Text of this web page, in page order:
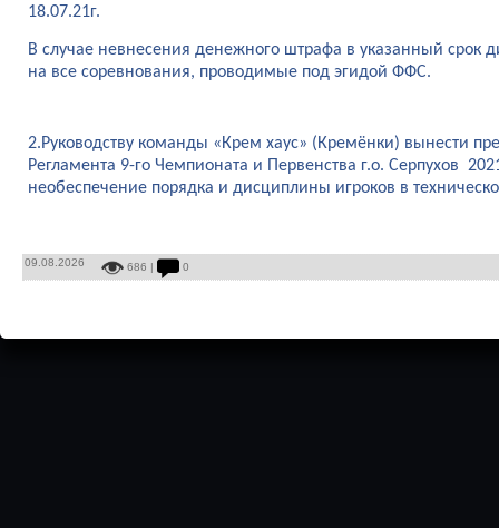
18.07.21г.
В случае невнесения денежного штрафа в указанный срок
на все соревнования, проводимые под эгидой ФФС.
2.Руководству команды «Крем хаус» (Кремёнки) вынести
Регламента 9-го Чемпионата и Первенства г.о. Серпухов
необеспечение порядка и дисциплины игроков в
09.08.2026 686 | 0